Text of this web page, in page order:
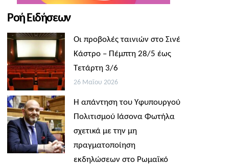
Ροή Ειδήσεων
Οι προβολές ταινιών στο Σινέ
Κάστρο – Πέμπτη 28/5 έως
Τετάρτη 3/6
26 Μαΐου 2026
Η απάντηση του Υφυπουργού
Πολιτισμού Ιάσονα Φωτήλα
σχετικά με την μη
πραγματοποίηση
εκδηλώσεων στο Ρωμαϊκό